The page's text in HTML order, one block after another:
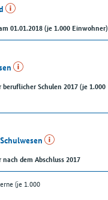
01.01.2018 (je 1.000 Einwohner)
Schulen 2017 (je 1.000
dem Abschluss 2017
(je 1.000